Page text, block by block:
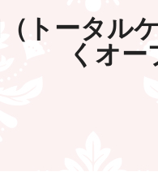
（トータル
くオー